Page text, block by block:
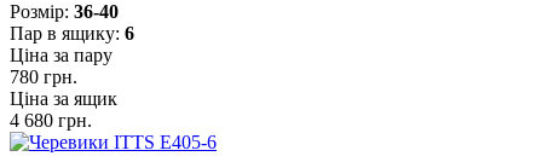
Розмiр: 36-40
Пар в ящику: 6
Ціна за пару
780 грн.
Ціна за ящик
4 680 грн.